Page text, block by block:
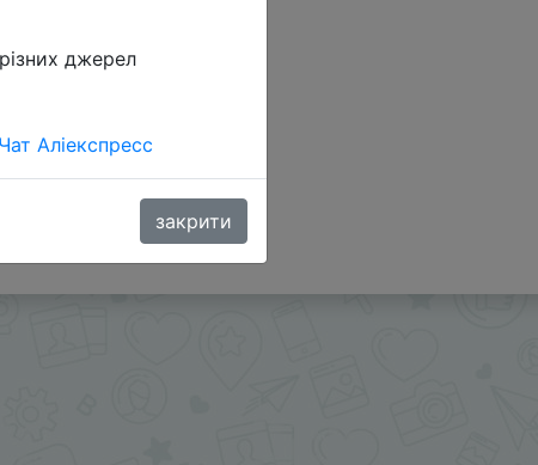
джерел
Чат Аліекспресс
закрити